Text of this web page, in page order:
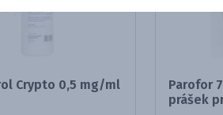
Crypto 0,5 mg/ml
Parofor
prášek